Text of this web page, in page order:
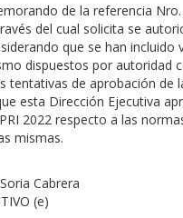
de la referencia Nro.
del cual solicita se
que se han incluido
dispuestos por autoridad
tentativas de aprobación de
esta Dirección Ejecutiva
2022 respecto a las
mismas.
Cabrera
(e)